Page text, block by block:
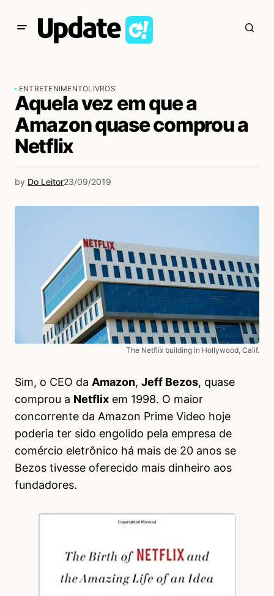
ENTRETENIMENTOLIVROS
Aquela vez em que a
Amazon quase comprou a
Netflix
by Do Leitor23/09/2019
The Netflix building in Hollywood, Calif.
Sim, o CEO da Amazon, Jeff Bezos, quase
comprou a Netflix em 1998. O maior
concorrente da Amazon Prime Video hoje
poderia ter sido engolido pela empresa de
comércio eletrônico há mais de 20 anos se
Bezos tivesse oferecido mais dinheiro aos
fundadores.